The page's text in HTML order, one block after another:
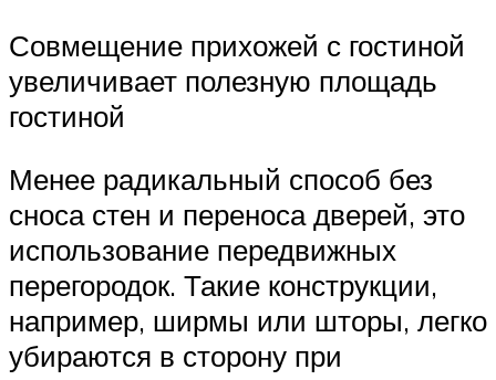
Совмещение прихожей с гостиной
увеличивает полезную площадь
гостиной
Менее радикальный способ без
сноса стен и переноса дверей, это
использование передвижных
перегородок. Такие конструкции,
например, ширмы или шторы, легко
убираются в сторону при